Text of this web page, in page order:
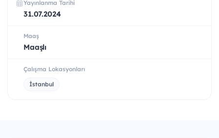
Yayınlanma Tarihi
31.07.2024
Maaş
Maaşlı
Çalışma Lokasyonları
İstanbul